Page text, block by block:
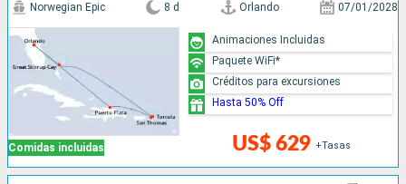
Comidas incluidas
Norwegian Epic 8 d Orlando 07/01/2028
US$ 629 +Tasas
Animaciones Incluidas
Paquete WiFi*
Créditos para excursiones
Hasta 50% Off